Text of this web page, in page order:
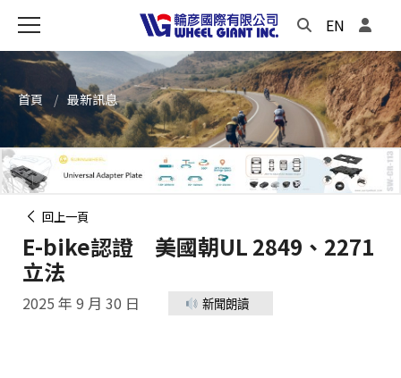
EN
首頁 最新訊息
回上一頁
E-bike認證 美國朝UL 2849、2271
立法
2025 年 9 月 30 日 新聞朗讀